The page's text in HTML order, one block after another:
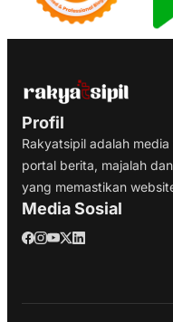
Profil
Rakyatsipil adalah
portal berita, majalah
yang memastikan
Media Sosial